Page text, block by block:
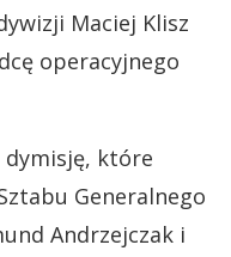
Maciej Klisz
operacyjnego
które
Generalnego
Andrzejczak i